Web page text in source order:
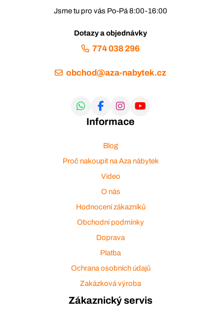
Jsme tu pro vás Po-Pá 8:00-16:00
Dotazy a objednávky
774 038 296
obchod@aza-nabytek.cz
Informace
Blog
Proč nakoupit na Aza nábytek
Video
O nás
Hodnocení zákazníků
Obchodní podmínky
Doprava
Platba
Ochrana osobních údajů
Zakázková výroba
Zákaznický servis